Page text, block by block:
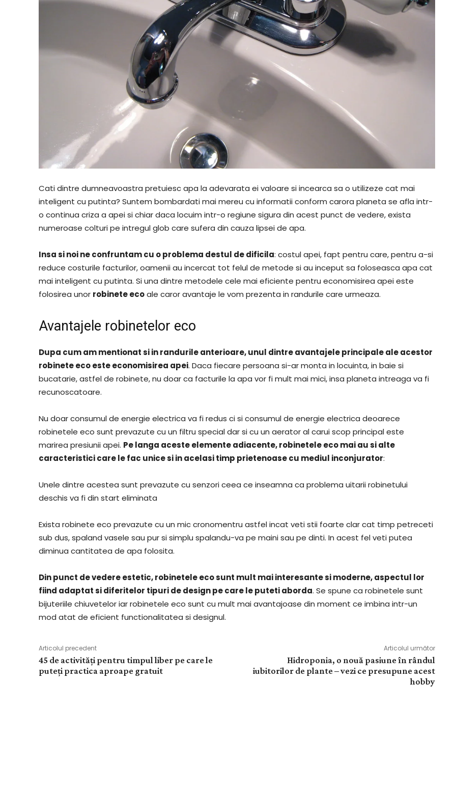
Cati dintre dumneavoastra pretuiesc apa la adevarata ei valoare si incearca sa o utilizeze cat mai
inteligent cu putinta? Suntem bombardati mai mereu cu informatii conform carora planeta se afla intr-
o continua criza a apei si chiar daca locuim intr-o regiune sigura din acest punct de vedere, exista
numeroase colturi pe intregul glob care sufera din cauza lipsei de apa.
Insa si noi ne confruntam cu o problema destul de dificila: costul apei, fapt pentru care, pentru a-si
reduce costurile facturilor, oamenii au incercat tot felul de metode si au inceput sa foloseasca apa cat
mai inteligent cu putinta. Si una dintre metodele cele mai eficiente pentru economisirea apei este
folosirea unor robinete ecoale caror avantaje le vom prezenta in randurile care urmeaza.
Avantajele robinetelor eco
Dupa cum am mentionat si in randurile anterioare, unul dintre avantajele principale ale acestor
robinete eco este economisirea apei. Daca fiecare persoana si-ar monta in locuinta, in baie si
bucatarie, astfel de robinete, nu doar ca facturile la apa vor fi mult mai mici, insa planeta intreaga va fi
recunoscatoare.
Nu doar consumul de energie electrica va fi redus ci si consumul de energie electrica deoarece
robinetele eco sunt prevazute cu un filtru special dar si cu un aerator al carui scop principal este
marirea presiunii apei. Pe langa aceste elemente adiacente, robinetele eco mai au si alte
caracteristici care le fac unice si in acelasi timp prietenoase cu mediul inconjurator:
Unele dintre acestea sunt prevazute cu senzori ceea ce inseamna ca problema uitarii robinetului
deschis va fi din start eliminata
Exista robinete eco prevazute cu un mic cronomentru astfel incat veti stii foarte clar cat timp petreceti
sub dus, spaland vasele sau pur si simplu spalandu-va pe maini sau pe dinti. In acest fel veti putea
diminua cantitatea de apa folosita.
Din punct de vedere estetic, robinetele eco sunt mult mai interesante si moderne, aspectul lor
fiind adaptat si diferitelor tipuri de design pe care le puteti aborda. Se spune ca robinetele sunt
bijuteriile chiuvetelor iar robinetele eco sunt cu mult mai avantajoase din moment ce imbina intr-un
mod atat de eficient functionalitatea si designul.
Articolul precedent
45 de activități pentru timpul liber pe care le
puteți practica aproape gratuit
Articolul următor
Hidroponia, o nouă pasiune în rândul
iubitorilor de plante – vezi ce presupune acest
hobby